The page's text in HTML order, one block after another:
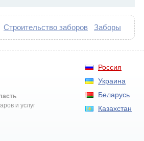
Строительство заборов Заборы
Россия
Украина
Беларусь
Казахстан
и услуг